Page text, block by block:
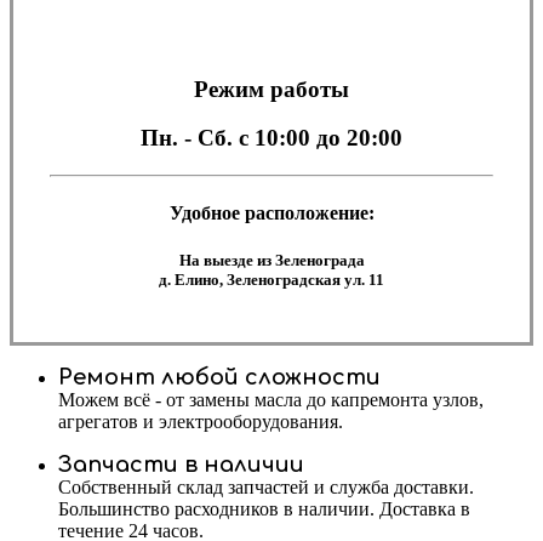
Режим работы
Пн. - Сб. с 10:00 до 20:00
Удобное расположение:
На выезде из Зеленограда
д. Елино, Зеленоградская ул. 11
Ремонт любой сложности
Можем всё - от замены масла до капремонта узлов,
агрегатов и электрооборудования.
Запчасти в наличии
Собственный склад запчастей и служба доставки.
Большинство расходников в наличии. Доставка в
течение 24 часов.